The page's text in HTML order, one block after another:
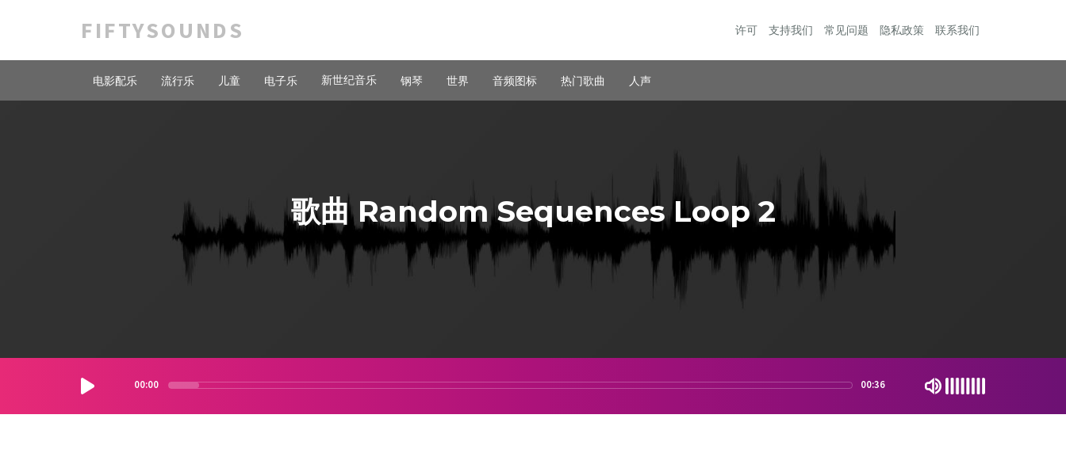
FIFTYSOUNDS 许可 支持我们 常见问题 隐私政策 联系我们
电影配乐 流行乐 儿童 电子乐 新世纪音乐 钢琴 世界 音频图标 热门歌曲 人声
歌曲 Random Sequences Loop 2
00:00 00:36